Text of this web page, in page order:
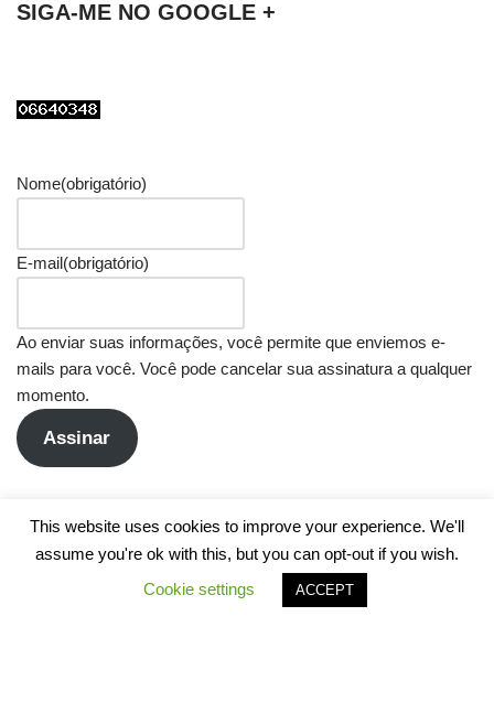
SIGA-ME NO GOOGLE +
Nome(obrigatório)
E-mail(obrigatório)
Ao enviar suas informações, você permite que enviemos e-
mails para você. Você pode cancelar sua assinatura a qualquer
momento.
Assinar
This website uses cookies to improve your experience. We'll
assume you're ok with this, but you can opt-out if you wish.
Cookie settings
ACCEPT